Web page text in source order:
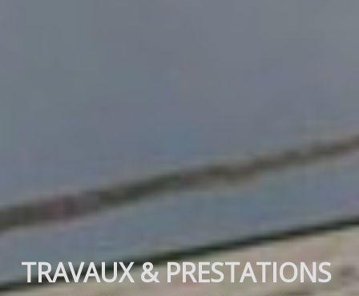
TRAVAUX & PRESTATIONS